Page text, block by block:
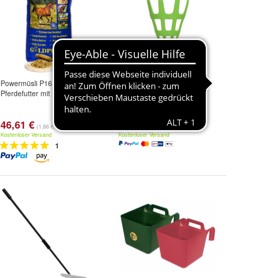
Powermüsli P16 25kg
Pferdefutter mit Nackthafer
46,61 € (1,86 €/kg)
Kostenloser Versand
1
Hay Slowfeeder Fun & Flex
22cm Grüne Karotte
Kostenloser Versand